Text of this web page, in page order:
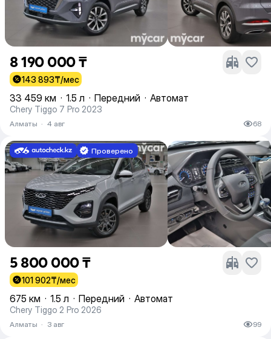
8 190 000 ₸
143 893₸/мес
33 459 км · 1.5 л · Передний · Автомат
Chery Tiggo 7 Pro 2023
Алматы · 4 авг 68
Проверено
5 800 000 ₸
101 902₸/мес
675 км · 1.5 л · Передний · Автомат
Chery Tiggo 2 Pro 2026
Алматы · 3 авг 99